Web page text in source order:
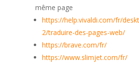
même page
https://help.vivaldi.com/fr/
2/traduire-des-pages-web/
https://brave.com/fr/
https://www.slimjet.com/fr/